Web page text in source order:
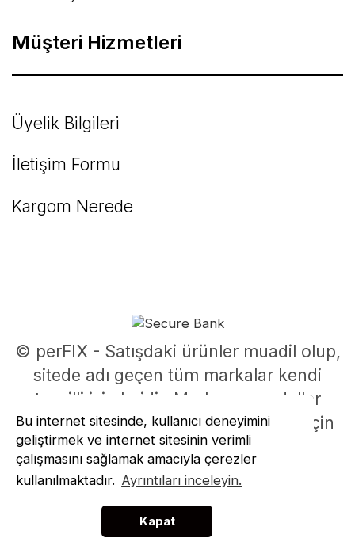
Bu internet sitesinde, kullanıcı deneyimini
geliştirmek ve internet sitesinin verimli
çalışmasını sağlamak amacıyla çerezler
kullanılmaktadır. Ayrıntıları inceleyin.
Kapat
Müşteri Hizmetleri
Üyelik Bilgileri
İletişim Formu
Kargom Nerede
© perFIX - Satışdaki ürünler muadil olup,
sitede adı geçen tüm markalar kendi
tescilli isimleridir. Marka ve modeller
parça uyumluluklarının belirlenmesi için
kullanılmıştır.
ideasoft
e-